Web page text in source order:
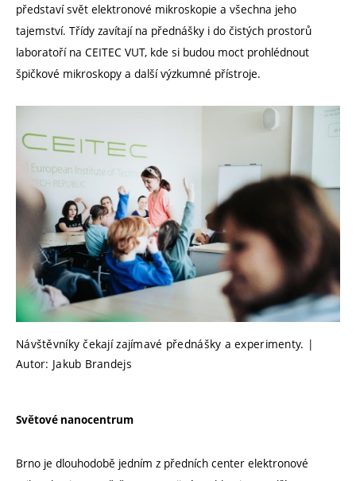
představí svět elektronové mikroskopie a všechna jeho
tajemství. Třídy zavítají na přednášky i do čistých prostorů
laboratoří na CEITEC VUT, kde si budou moct prohlédnout
špičkové mikroskopy a další výzkumné přístroje.
Návštěvníky čekají zajímavé přednášky a experimenty. |
Autor: Jakub Brandejs
Světové nanocentrum
Brno je dlouhodobě jedním z předních center elektronové